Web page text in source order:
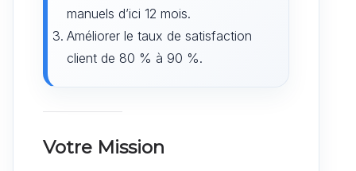
manuels d’ici 12 mois.
Améliorer le taux de satisfaction
client de 80 % à 90 %.
Votre Mission